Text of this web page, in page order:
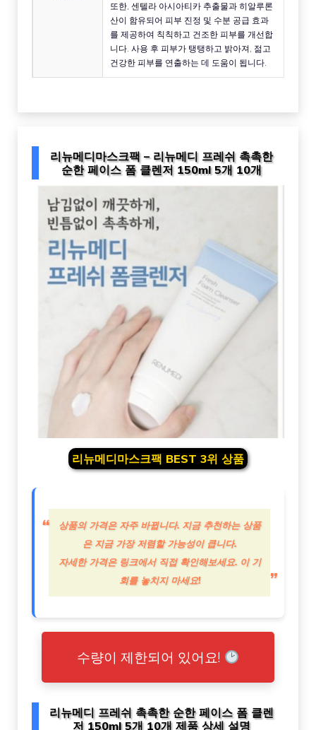
또한, 센텔라 아시아티카 추출물과 히알루론
산이 함유되어 피부 진정 및 수분 공급 효과
를 제공하여 칙칙하고 건조한 피부를 개선합
니다. 사용 후 피부가 탱탱하고 밝아져, 젊고
건강한 피부를 연출하는 데 도움이 됩니다.
리뉴메디마스크팩 – 리뉴메디 프레쉬 촉촉한
순한 페이스 폼 클렌저 150ml 5개 10개
리뉴메디마스크팩 BEST 3위 상품
상품의 가격은 자주 바뀝니다. 지금 추천하는 상품
은 지금 가장 저렴할 가능성이 큽니다.
자세한 가격은 링크에서 직접 확인해보세요. 이 기
회를 놓치지 마세요!
수량이 제한되어 있어요!
리뉴메디 프레쉬 촉촉한 순한 페이스 폼 클렌
저 150ml 5개 10개 제품 상세 설명